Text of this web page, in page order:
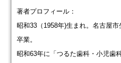
著者プロフィール：
昭和33（1958年)生まれ。名古屋
卒業。
昭和63年に「つるた歯科・小児歯